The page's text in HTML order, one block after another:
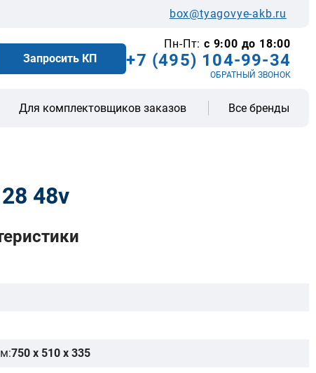
box@tyagovye-akb.ru
Запросить КП
Пн-Пт: с 9:00 до 18:00
+7 (495) 104-99-34
ОБРАТНЫЙ ЗВОНОК
Для комплектовщиков заказов Все бренды
48v
750 x 510 x 335